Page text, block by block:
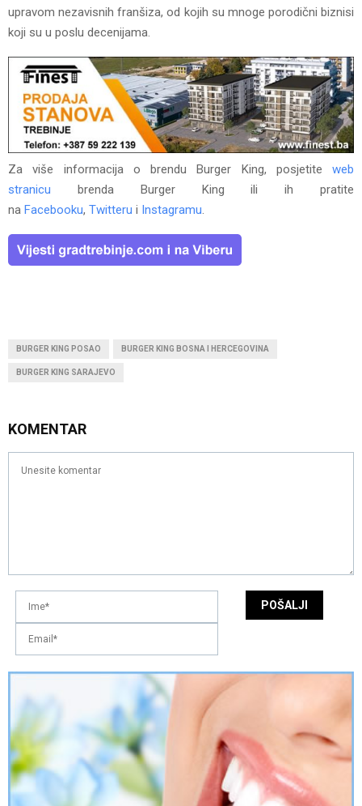
upravom nezavisnih franšiza, od kojih su mnoge porodični biznisi
koji su u poslu decenijama.
Za više informacija o brendu Burger King, posjetite web
stranicu brenda Burger King ili ih pratite
na Facebooku, Twitteru i Instagramu.
BURGER KING POSAO BURGER KING BOSNA I HERCEGOVINA
BURGER KING SARAJEVO
KOMENTAR